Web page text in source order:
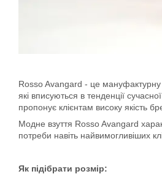
Rosso Avangard - це мануфактурну
які вписуються в тенденції
пропонує клієнтам високу якість
Модне взуття Rosso Avangard
потреби навіть найвимогливіших
Як підібрати розмір: